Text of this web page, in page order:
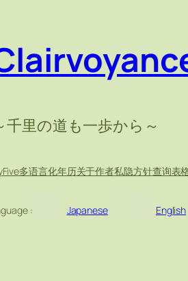
千里の道も一歩から～
多语言化年历关于作者私隐方针查询表
: Japanese English